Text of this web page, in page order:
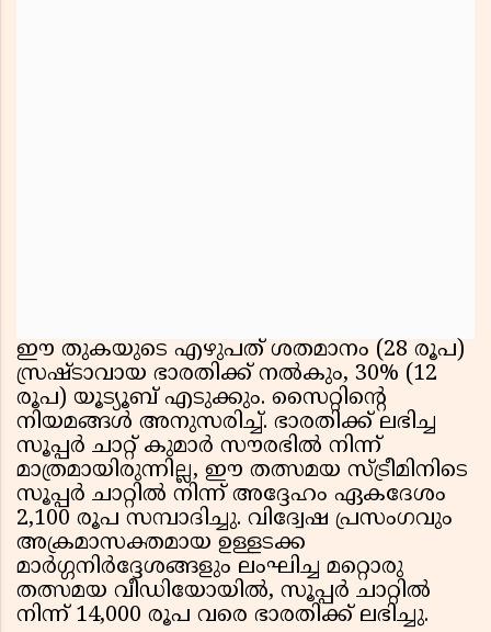
ഈ തുകയുടെ എഴുപത് ശതമാനം (28 രൂപ)
സ്രഷ്ടാവായ ഭാരതിക്ക് നല്‍കും, 30% (12
രൂപ) യൂട്യൂബ് എടുക്കും. സൈറ്റിന്റെ
നിയമങ്ങള്‍ അനുസരിച്ച്. ഭാരതിക്ക് ലഭിച്ച
സൂപ്പര്‍ ചാറ്റ് കുമാര്‍ സൗരഭില്‍ നിന്ന്
മാത്രമായിരുന്നില്ല, ഈ തത്സമയ സ്ട്രീമിനിടെ
സൂപ്പര്‍ ചാറ്റില്‍ നിന്ന് അദ്ദേഹം ഏകദേശം
2,100 രൂപ സമ്പാദിച്ചു. വിദ്വേഷ പ്രസംഗവും
അക്രമാസക്തമായ ഉള്ളടക്ക
മാര്‍ഗ്ഗനിര്‍ദ്ദേശങ്ങളും ലംഘിച്ച മറ്റൊരു
തത്സമയ വീഡിയോയില്‍, സൂപ്പര്‍ ചാറ്റില്‍
നിന്ന് 14,000 രൂപ വരെ ഭാരതിക്ക് ലഭിച്ചു.